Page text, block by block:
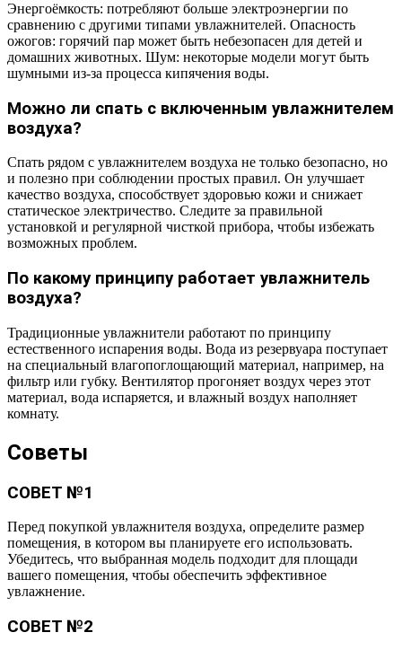
Энергоёмкость: потребляют больше электроэнергии по
сравнению с другими типами увлажнителей. Опасность
ожогов: горячий пар может быть небезопасен для детей и
домашних животных. Шум: некоторые модели могут быть
шумными из-за процесса кипячения воды.
Можно ли спать с включенным увлажнителем
воздуха?
Спать рядом с увлажнителем воздуха не только безопасно, но
и полезно при соблюдении простых правил. Он улучшает
качество воздуха, способствует здоровью кожи и снижает
статическое электричество. Следите за правильной
установкой и регулярной чисткой прибора, чтобы избежать
возможных проблем.
По какому принципу работает увлажнитель
воздуха?
Традиционные увлажнители работают по принципу
естественного испарения воды. Вода из резервуара поступает
на специальный влагопоглощающий материал, например, на
фильтр или губку. Вентилятор прогоняет воздух через этот
материал, вода испаряется, и влажный воздух наполняет
комнату.
Советы
СОВЕТ №1
Перед покупкой увлажнителя воздуха, определите размер
помещения, в котором вы планируете его использовать.
Убедитесь, что выбранная модель подходит для площади
вашего помещения, чтобы обеспечить эффективное
увлажнение.
СОВЕТ №2